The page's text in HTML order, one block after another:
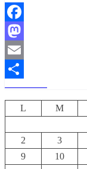
Facebook
Mastodon
Email
Partager
L
M
2
3
9
10